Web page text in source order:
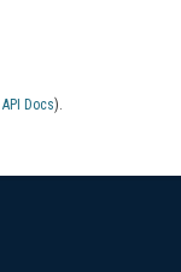
API Docs).